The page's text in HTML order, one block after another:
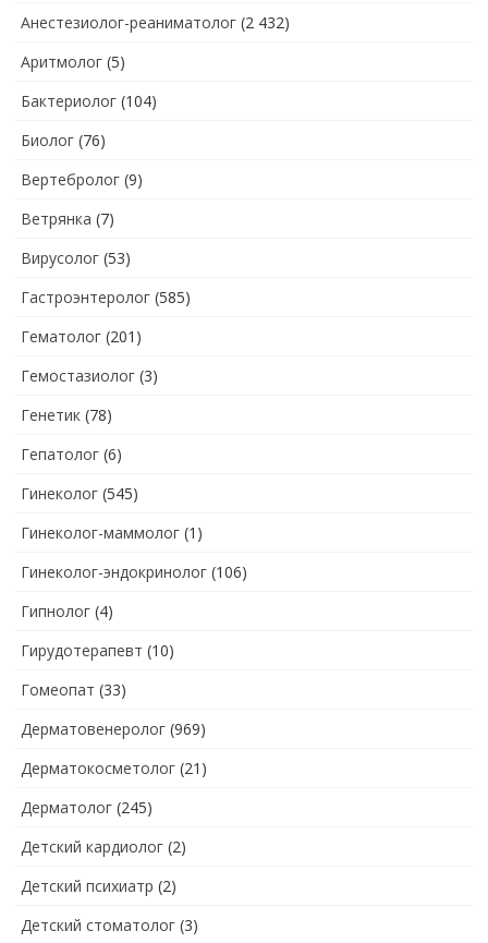
Анестезиолог-реаниматолог (2 432)
Аритмолог (5)
Бактериолог (104)
Биолог (76)
Вертебролог (9)
Ветрянка (7)
Вирусолог (53)
Гастроэнтеролог (585)
Гематолог (201)
Гемостазиолог (3)
Генетик (78)
Гепатолог (6)
Гинеколог (545)
Гинеколог-маммолог (1)
Гинеколог-эндокринолог (106)
Гипнолог (4)
Гирудотерапевт (10)
Гомеопат (33)
Дерматовенеролог (969)
Дерматокосметолог (21)
Дерматолог (245)
Детский кардиолог (2)
Детский психиатр (2)
Детский стоматолог (3)